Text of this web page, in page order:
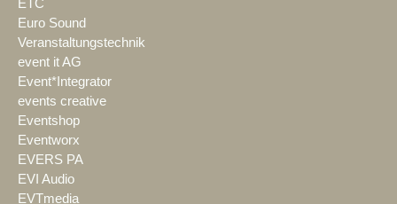
ETC
Euro Sound
Veranstaltungstechnik
event it AG
Event*Integrator
events creative
Eventshop
Eventworx
EVERS PA
EVI Audio
EVTmedia